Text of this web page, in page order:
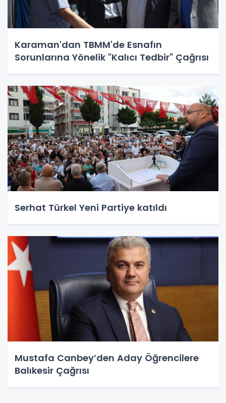
Karaman'dan TBMM'de Esnafın
Sorunlarına Yönelik "Kalıcı Tedbir" Çağrısı
Serhat Türkel Yeni Partiye katıldı
Mustafa Canbey’den Aday Öğrencilere
Balıkesir Çağrısı